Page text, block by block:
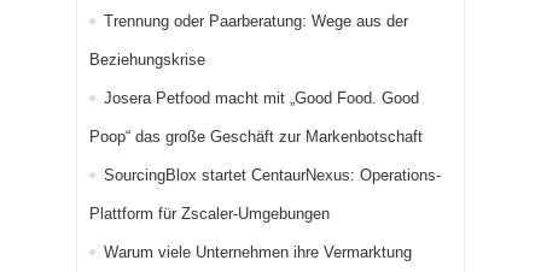
Trennung oder Paarberatung: Wege aus der
Beziehungskrise
Josera Petfood macht mit „Good Food. Good
Poop“ das große Geschäft zur Markenbotschaft
SourcingBlox startet CentaurNexus: Operations-
Plattform für Zscaler-Umgebungen
Warum viele Unternehmen ihre Vermarktung